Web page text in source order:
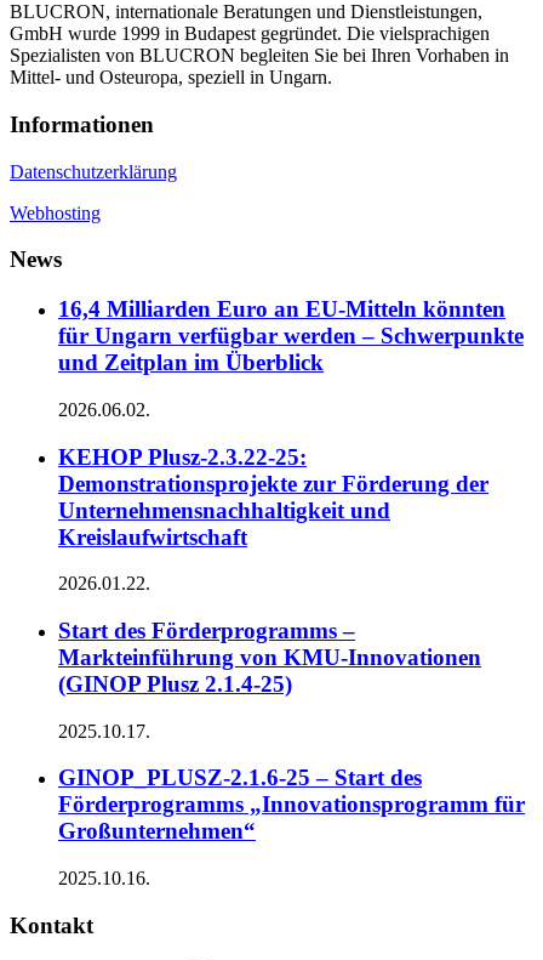
BLUCRON, internationale Beratungen und Dienstleistungen,
GmbH wurde 1999 in Budapest gegründet. Die vielsprachigen
Spezialisten von BLUCRON begleiten Sie bei Ihren Vorhaben in
Mittel- und Osteuropa, speziell in Ungarn.
Informationen
Datenschutzerklärung
Webhosting
News
16,4 Milliarden Euro an EU-Mitteln könnten
für Ungarn verfügbar werden – Schwerpunkte
und Zeitplan im Überblick
2026.06.02.
KEHOP Plusz-2.3.22-25:
Demonstrationsprojekte zur Förderung der
Unternehmensnachhaltigkeit und
Kreislaufwirtschaft
2026.01.22.
Start des Förderprogramms –
Markteinführung von KMU-Innovationen
(GINOP Plusz 2.1.4-25)
2025.10.17.
GINOP_PLUSZ-2.1.6-25 – Start des
Förderprogramms „Innovationsprogramm für
Großunternehmen“
2025.10.16.
Kontakt